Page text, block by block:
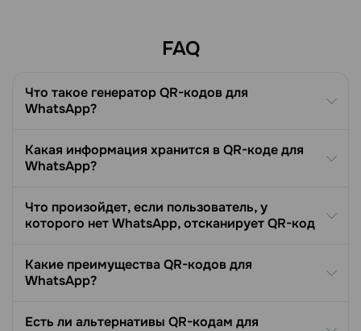
FAQ
Что такое генератор QR-кодов для
WhatsApp?
Какая информация хранится в QR-коде для
WhatsApp?
Что произойдет, если пользователь, у
которого нет WhatsApp, отсканирует QR-код
Какие преимущества QR-кодов для
WhatsApp?
Есть ли альтернативы QR-кодам для